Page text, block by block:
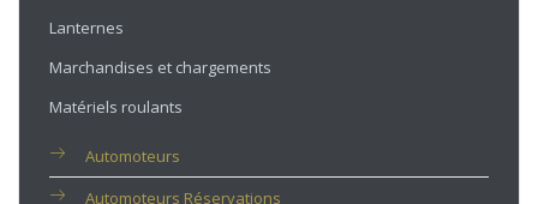
Lanternes
Marchandises et chargements
Matériels roulants
Automoteurs
Automoteurs Réservations